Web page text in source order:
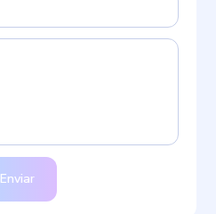
Enviar